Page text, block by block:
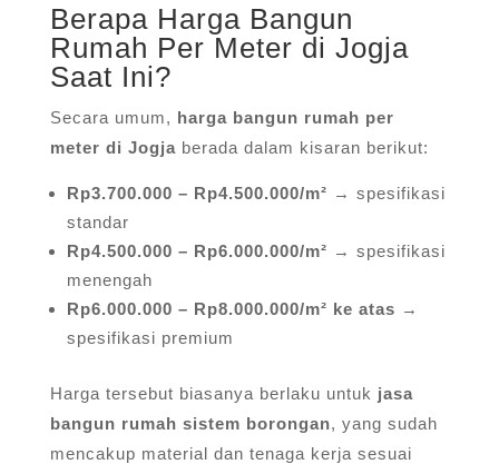
Berapa Harga Bangun
Rumah Per Meter di Jogja
Saat Ini?
Secara umum, harga bangun rumah per
meter di Jogja berada dalam kisaran berikut:
Rp3.700.000 – Rp4.500.000/m² → spesifikasi
standar
Rp4.500.000 – Rp6.000.000/m² → spesifikasi
menengah
Rp6.000.000 – Rp8.000.000/m² ke atas →
spesifikasi premium
Harga tersebut biasanya berlaku untuk jasa
bangun rumah sistem borongan, yang sudah
mencakup material dan tenaga kerja sesuai